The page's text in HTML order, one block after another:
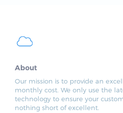
About
Our mission is to provide an
monthly cost. We only use the
technology to ensure your
nothing short of excellent.